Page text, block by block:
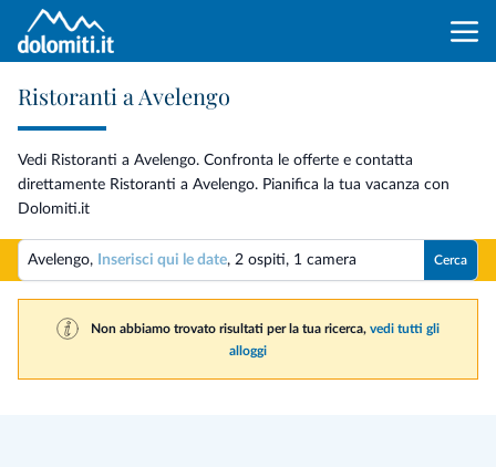
Ristoranti a Avelengo
Vedi Ristoranti a Avelengo. Confronta le offerte e contatta
direttamente Ristoranti a Avelengo. Pianifica la tua vacanza con
Dolomiti.it
Avelengo, Inserisci qui le date, 2 ospiti, 1 camera Cerca
Non abbiamo trovato risultati per la tua ricerca, vedi tutti gli
alloggi